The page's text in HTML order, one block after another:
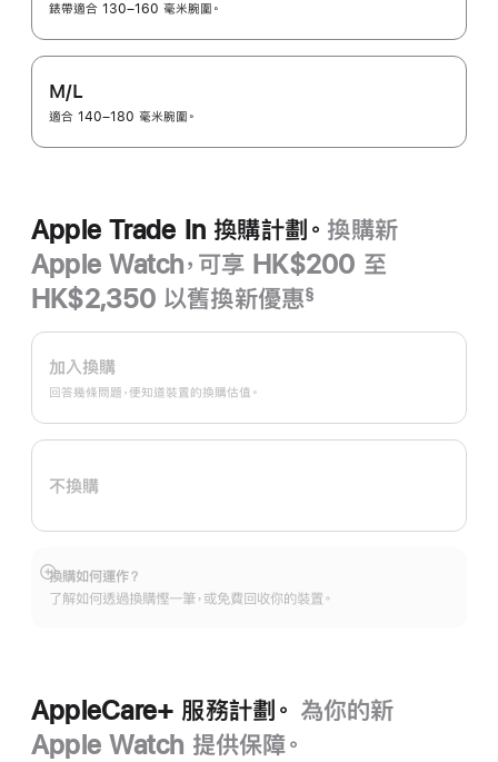
錶帶適合 130–160 毫米腕圍。
M/L
適合 140–180 毫米腕圍。
Apple Trade In 換購計劃。 換購新
Apple Watch，可享 HK$200 至
HK$2,350 以舊換新優惠
腳
§
Apple
Trade
換
購
劃。
加入換購
回答幾條問題，便知道裝置的換購估值。
不換購
換購如何運作？
了解如何透過換購慳一筆，或免費回收你的裝置。
顯
示
AppleCare+ 服務計劃。 為你的新
Apple Watch 提供保障。